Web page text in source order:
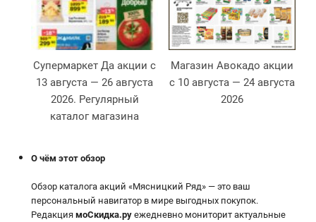
Супермаркет Да акции с
13 августа — 26 августа
2026. Регулярный
каталог магазина
Магазин Авокадо акции
с 10 августа — 24 августа
2026
О чём этот обзор
Обзор каталога акций «Мясницкий Ряд» — это ваш
персональный навигатор в мире выгодных покупок.
Редакция моСкидка.ру ежедневно мониторит актуальные